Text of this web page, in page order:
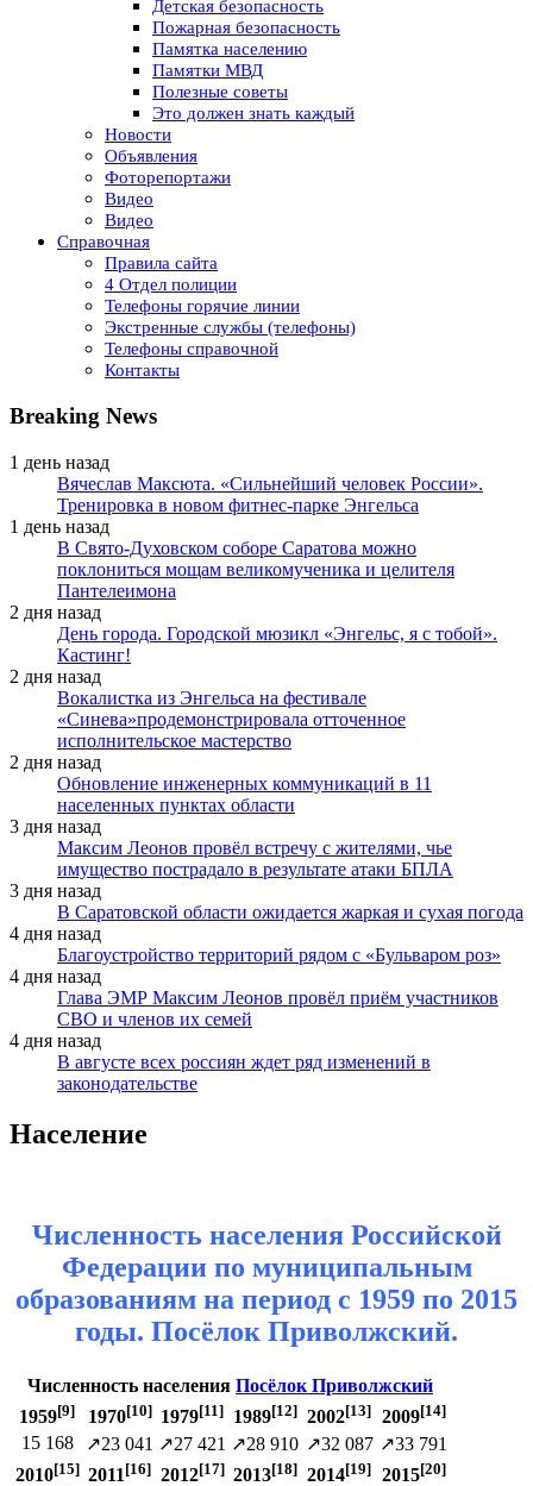
Детская безопасность
Пожарная безопасность
Памятка населению
Памятки МВД
Полезные советы
Это должен знать каждый
Новости
Объявления
Фоторепортажи
Видео
Видео
Справочная
Правила сайта
4 Отдел полиции
Телефоны горячие линии
Экстренные службы (телефоны)
Телефоны справочной
Контакты
Breaking News
1 день назад
Вячеслав Максюта. «Сильнейший человек России».
Тренировка в новом фитнес-парке Энгельса
1 день назад
В Свято-Духовском соборе Саратова можно
поклониться мощам великомученика и целителя
Пантелеимона
2 дня назад
День города. Городской мюзикл «Энгельс, я с тобой».
Кастинг!
2 дня назад
Вокалистка из Энгельса на фестивале
«Синева»продемонстрировала отточенное
исполнительское мастерство
2 дня назад
Обновление инженерных коммуникаций в 11
населенных пунктах области
3 дня назад
Максим Леонов провёл встречу с жителями, чье
имущество пострадало в результате атаки БПЛА
3 дня назад
В Саратовской области ожидается жаркая и сухая погода
4 дня назад
Благоустройство территорий рядом с «Бульваром роз»
4 дня назад
Глава ЭМР Максим Леонов провёл приём участников
СВО и членов их семей
4 дня назад
В августе всех россиян ждет ряд изменений в
законодательстве
Население
Численность населения Российской
Федерации по муниципальным
образованиям на период с 1959 по 2015
годы. Посёлок Приволжский.
Численность населения Посёлок Приволжский
1959[9] 1970[10] 1979[11] 1989[12] 2002[13] 2009[14]
15 168 ↗23 041 ↗27 421 ↗28 910 ↗32 087 ↗33 791
2010[15] 2011 [16] 2012[17] 2013[18] 2014[19] 2015[20]